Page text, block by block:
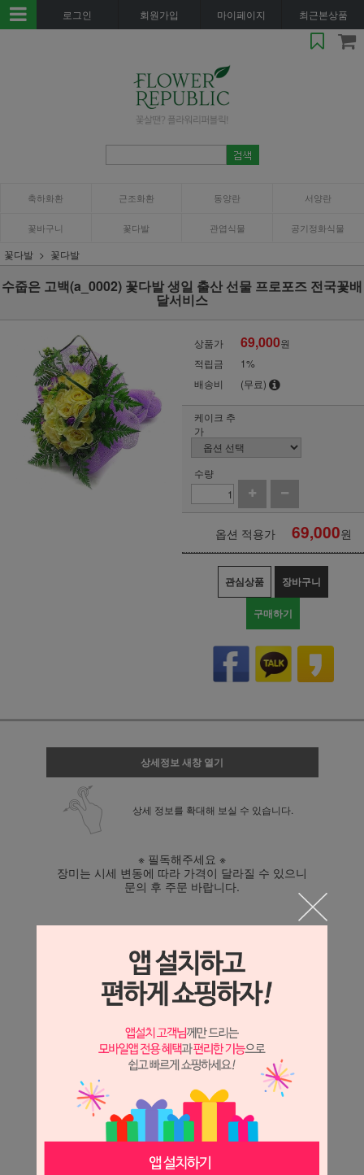
로그인 회원가입 마이페이지 최근본상품
축하화환 근조화환 동양란 서양란
꽃바구니 꽃다발 관엽식물 공기정화식물
꽃다발 꽃다발
수줍은 고백(a_0002) 꽃다발 생일 출산 선물 프로포즈 전국꽃배
달서비스
상품가 69,000원
적립금
1%
배송비
(무료)
케이크 추
가
수량
옵션 적용가 69,000원
관심상품 장바구니
구매하기
상세정보 새창 열기
상세 정보를 확대해 보실 수 있습니다.
※ 필독해주세요 ※
장미는 시세 변동에 따라 가격이 달라질 수 있으니
문의 후 주문 바랍니다.